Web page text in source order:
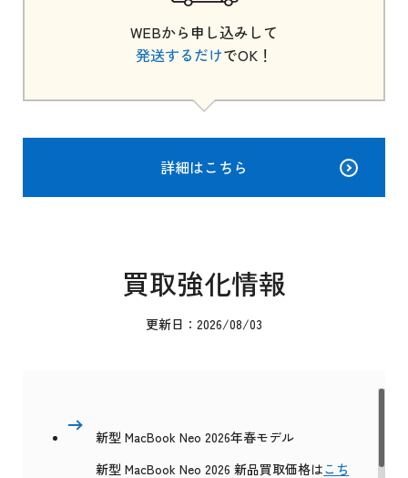
WEBから申し込みして
発送するだけでOK！
詳細はこちら
買取強化情報
更新日：2026/08/03
新型 MacBook Neo 2026年春モデル
新型 MacBook Neo 2026 新品買取価格はこち